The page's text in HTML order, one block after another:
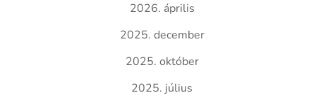
2026. április
2025. december
2025. október
2025. július